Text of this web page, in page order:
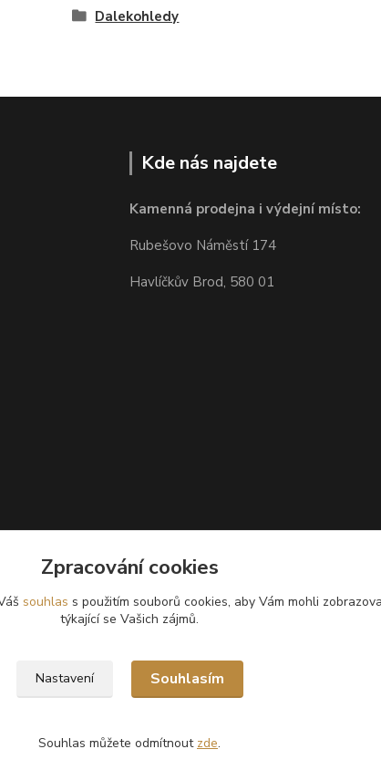
Dalekohledy
Kde nás najdete
Kamenná prodejna i výdejní místo:
Rubešovo Náměstí 174
Havlíčkův Brod, 580 01
Zpracování cookies
souhlas s použitím souborů cookies, aby Vám mohli
týkající se Vašich zájmů.
Nastavení Souhlasím
Souhlas můžete odmítnout zde.